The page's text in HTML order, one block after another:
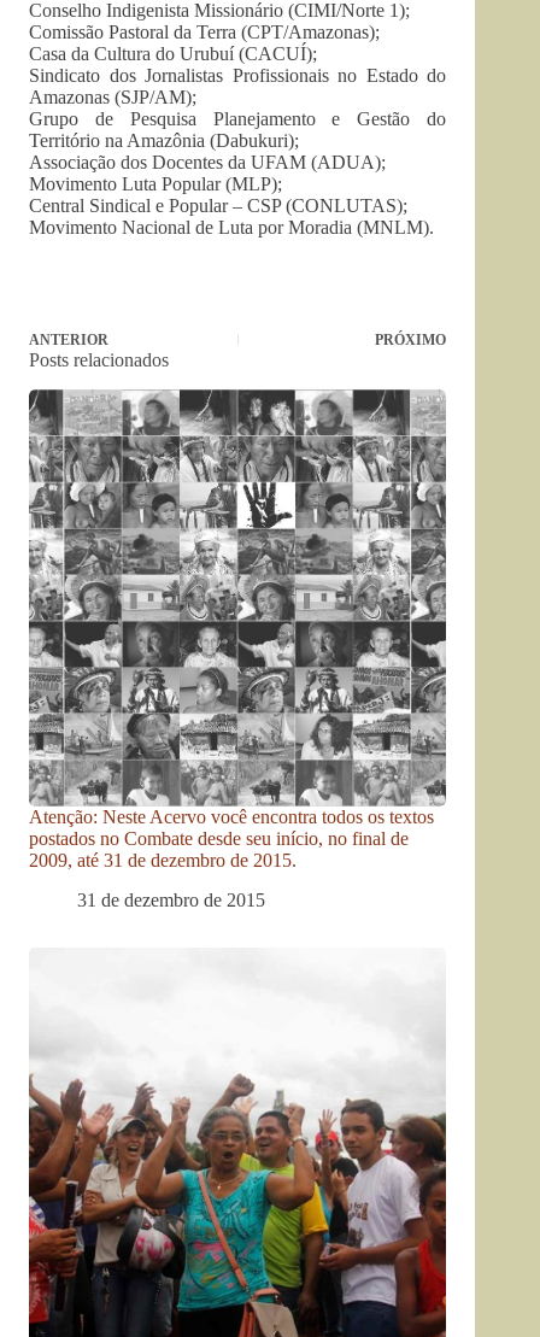
Conselho Indigenista Missionário (CIMI/Norte 1);
Comissão Pastoral da Terra (CPT/Amazonas);
Casa da Cultura do Urubuí (CACUÍ);
Sindicato dos Jornalistas Profissionais no Estado do
Amazonas (SJP/AM);
Grupo de Pesquisa Planejamento e Gestão do
Território na Amazônia (Dabukuri);
Associação dos Docentes da UFAM (ADUA);
Movimento Luta Popular (MLP);
Central Sindical e Popular – CSP (CONLUTAS);
Movimento Nacional de Luta por Moradia (MNLM).
ANTERIOR PRÓXIMO
Posts relacionados
Atenção: Neste Acervo você encontra todos os textos
postados no Combate desde seu início, no final de
2009, até 31 de dezembro de 2015.
31 de dezembro de 2015